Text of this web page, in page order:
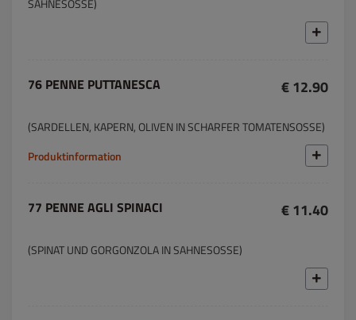
SAHNESOSSE)
76 PENNE PUTTANESCA € 12.90
(SARDELLEN, KAPERN, OLIVEN IN SCHARFER TOMATENSOSSE)
Produktinformation
77 PENNE AGLI SPINACI € 11.40
(SPINAT UND GORGONZOLA IN SAHNESOSSE)